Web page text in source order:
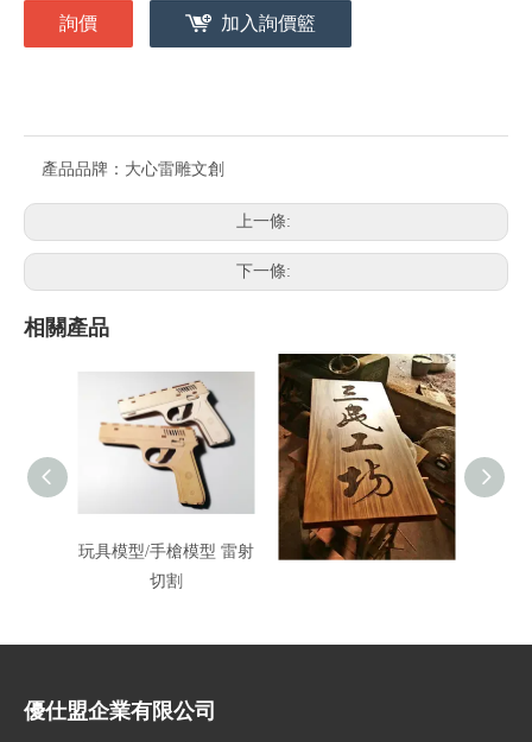
詢價 加入詢價籃
產品品牌： 大心雷雕文創
上一條:
下一條:
相關產品
玩具模型/手槍模型 雷射
切割
客製化-原木招牌
優仕盟企業有限公司